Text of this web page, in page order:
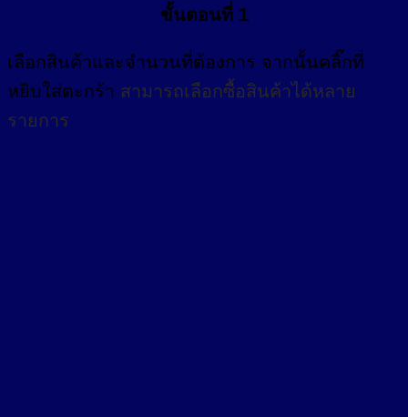
ขั้นตอนที่ 1
เลือกสินค้าและจำนวนที่ต้องการ จากนั้นคลิ๊กที่
หยิบใส่ตะกร้า สามารถเลือกซื้อสินค้าได้หลาย
รายการ